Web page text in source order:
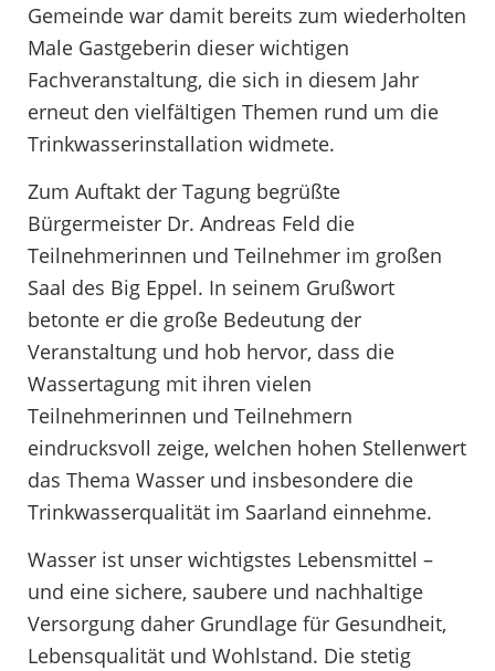
Gemeinde war damit bereits zum wiederholten
Male Gastgeberin dieser wichtigen
Fachveranstaltung, die sich in diesem Jahr
erneut den vielfältigen Themen rund um die
Trinkwasserinstallation widmete.
Zum Auftakt der Tagung begrüßte
Bürgermeister Dr. Andreas Feld die
Teilnehmerinnen und Teilnehmer im großen
Saal des Big Eppel. In seinem Grußwort
betonte er die große Bedeutung der
Veranstaltung und hob hervor, dass die
Wassertagung mit ihren vielen
Teilnehmerinnen und Teilnehmern
eindrucksvoll zeige, welchen hohen Stellenwert
das Thema Wasser und insbesondere die
Trinkwasserqualität im Saarland einnehme.
Wasser ist unser wichtigstes Lebensmittel –
und eine sichere, saubere und nachhaltige
Versorgung daher Grundlage für Gesundheit,
Lebensqualität und Wohlstand. Die stetig